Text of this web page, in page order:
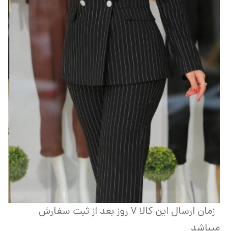
زمان ارسال این کالا ۷ روز بعد از ثبت سفارش
میباشد